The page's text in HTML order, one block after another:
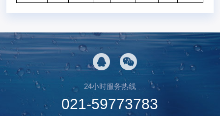
24小时服务热线
021-59773783